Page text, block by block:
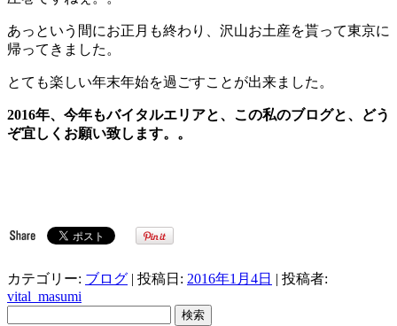
あっという間にお正月も終わり、沢山お土産を貰って東京に
帰ってきました。
とても楽しい年末年始を過ごすことが出来ました。
2016年、今年もバイタルエリアと、この私のブログと、どう
ぞ宜しくお願い致します。。
カテゴリー: ブログ | 投稿日: 2016年1月4日 | 投稿者:
vital_masumi